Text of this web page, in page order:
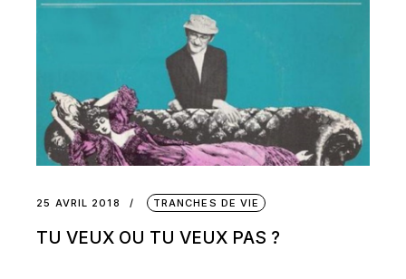
25 AVRIL 2018 TRANCHES DE VIE
TU VEUX OU TU VEUX PAS ?